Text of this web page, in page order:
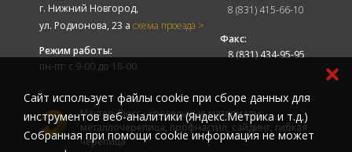
г. Нижний Новгород,
ул. Родионова, 23 а схема проезда >
Режим работы:
пн-пт: с 9-00 до 18-00
8 (831) 415-66-10
Факс:
8 (831) 434-95-95
Мастер-Люкс - кровельные материалы:
металлочерепица, профнастил, сайдинг, гибкая
черепица
Cайт использует файлы cookie при сборе данных для
инструментов веб-аналитики (Яндекс.Метрика и т.д.)
Собранная при помощи cookie информация не может